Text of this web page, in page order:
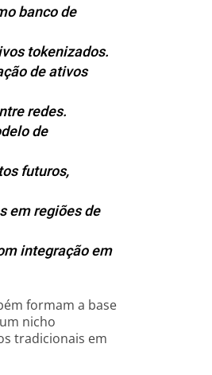
banco de
tokenizados.
de ativos
redes.
de
futuros,
em regiões de
integração em
formam a base
nicho
tradicionais em